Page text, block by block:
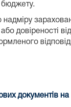
бюджету.
довіреності
документів на